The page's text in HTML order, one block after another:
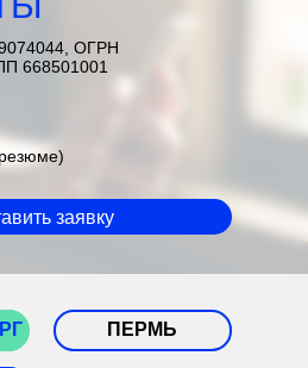
ОГРН
668501001
заявку
ПЕРМЬ